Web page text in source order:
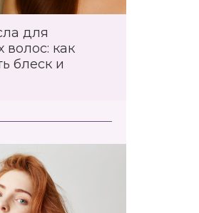
для
как
блеск и